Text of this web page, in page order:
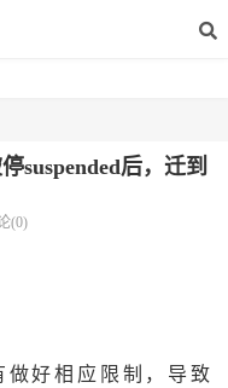
suspended后，迁到
(0)
做好相应限制，导致